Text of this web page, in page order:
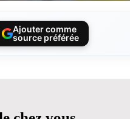
Ajouter comme
source préférée